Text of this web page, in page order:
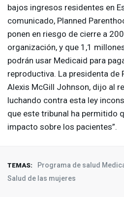
bajos ingresos residentes en
comunicado, Planned
ponen en riesgo de cierre a
organización, y que 1,1
podrán usar Medicaid para
reproductiva. La presidenta de
Alexis McGill Johnson, dijo al
luchando contra esta ley
que este tribunal ha permitido
impacto sobre los pacientes”.
TEMAS: Programa de salud
Salud de las mujeres